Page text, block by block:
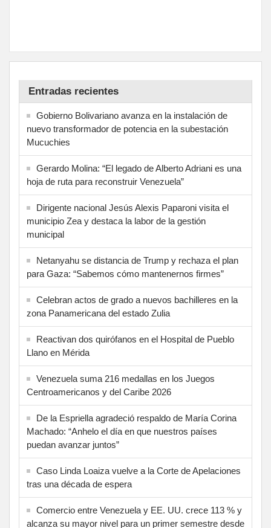
Entradas recientes
Gobierno Bolivariano avanza en la instalación de
nuevo transformador de potencia en la subestación
Mucuchies
Gerardo Molina: “El legado de Alberto Adriani es una
hoja de ruta para reconstruir Venezuela”
Dirigente nacional Jesús Alexis Paparoni visita el
municipio Zea y destaca la labor de la gestión
municipal
Netanyahu se distancia de Trump y rechaza el plan
para Gaza: “Sabemos cómo mantenernos firmes”
Celebran actos de grado a nuevos bachilleres en la
zona Panamericana del estado Zulia
Reactivan dos quirófanos en el Hospital de Pueblo
Llano en Mérida
Venezuela suma 216 medallas en los Juegos
Centroamericanos y del Caribe 2026
De la Espriella agradeció respaldo de María Corina
Machado: “Anhelo el día en que nuestros países
puedan avanzar juntos”
Caso Linda Loaiza vuelve a la Corte de Apelaciones
tras una década de espera
Comercio entre Venezuela y EE. UU. crece 113 % y
alcanza su mayor nivel para un primer semestre desde